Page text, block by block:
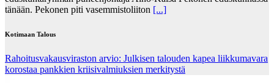
tänään. Pekonen piti vasemmistoliiton [...]
Kotimaan Talous
Rahoitusvakausviraston arvio: Julkisen talouden kapea liikkumavara
korostaa pankkien kriisivalmiuksien merkitystä